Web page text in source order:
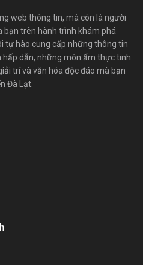
web thông tin, mà còn là người
bạn trên hành trình khám phá
tự hào cung cấp những thông tin
hấp dẫn, những món ẩm thực tinh
trí và văn hóa độc đáo mà bạn
Đà Lạt.